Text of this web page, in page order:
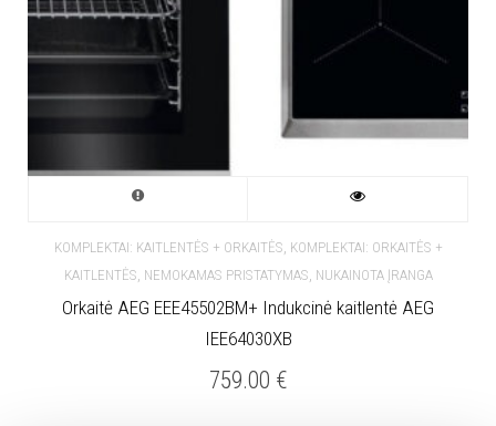
KOMPLEKTAI: KAITLENTĖS + ORKAITĖS, KOMPLEKTAI: ORKAITĖS +
KAITLENTĖS, NEMOKAMAS PRISTATYMAS, NUKAINOTA ĮRANGA
Orkaitė AEG EEE45502BM+ Indukcinė kaitlentė AEG
IEE64030XB
759.00 €